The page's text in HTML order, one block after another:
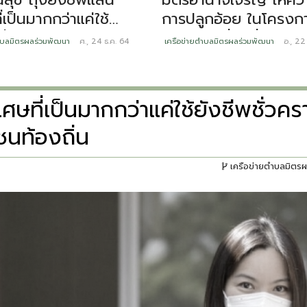
ป็นมากกว่าแค่ใช้
คราว แต่ยังสร้าง
ลมิตรผลร่วมพัฒนา ศ., 24 ธ.ค. 64
การปลูกอ้อย ในโครงก
จังหวัดเคลื่อนที่
เครือข่ายตำบลมิตรผลร่วมพัฒนา อ.,
ที่เป็นมากกว่าแค่ใช้ยังชีพชั่วคร
นท้องถิ่น
เครือข่ายตำบลมิต